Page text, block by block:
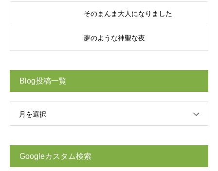
そのまんま大人になりました
夢のような神聖な夜
Blog投稿一覧
月を選択
Googleカスタム検索